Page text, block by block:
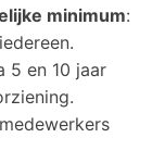
minimum:
5 en 10 jaar